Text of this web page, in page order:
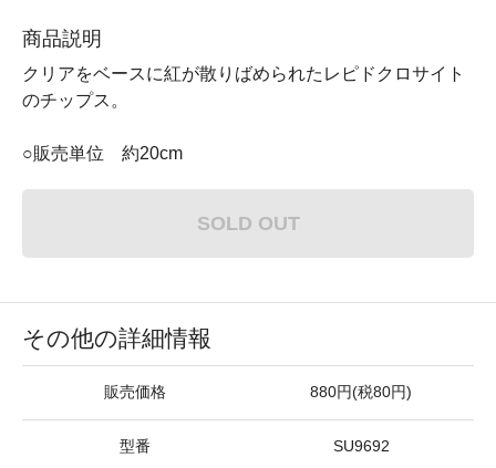
商品説明
クリアをベースに紅が散りばめられたレピドクロサイト
のチップス。
○販売単位 約20cm
SOLD OUT
その他の詳細情報
販売価格 880円(税80円)
型番 SU9692